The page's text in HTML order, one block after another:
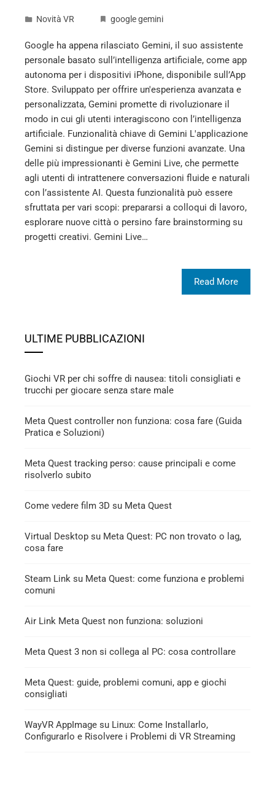
Novità VR google gemini
Google ha appena rilasciato Gemini, il suo assistente
personale basato sull’intelligenza artificiale, come app
autonoma per i dispositivi iPhone, disponibile sull’App
Store. Sviluppato per offrire un'esperienza avanzata e
personalizzata, Gemini promette di rivoluzionare il
modo in cui gli utenti interagiscono con l’intelligenza
artificiale. Funzionalità chiave di Gemini L'applicazione
Gemini si distingue per diverse funzioni avanzate. Una
delle più impressionanti è Gemini Live, che permette
agli utenti di intrattenere conversazioni fluide e naturali
con l’assistente AI. Questa funzionalità può essere
sfruttata per vari scopi: prepararsi a colloqui di lavoro,
esplorare nuove città o persino fare brainstorming su
progetti creativi. Gemini Live…
Read More
ULTIME PUBBLICAZIONI
Giochi VR per chi soffre di nausea: titoli consigliati e
trucchi per giocare senza stare male
Meta Quest controller non funziona: cosa fare (Guida
Pratica e Soluzioni)
Meta Quest tracking perso: cause principali e come
risolverlo subito
Come vedere film 3D su Meta Quest
Virtual Desktop su Meta Quest: PC non trovato o lag,
cosa fare
Steam Link su Meta Quest: come funziona e problemi
comuni
Air Link Meta Quest non funziona: soluzioni
Meta Quest 3 non si collega al PC: cosa controllare
Meta Quest: guide, problemi comuni, app e giochi
consigliati
WayVR AppImage su Linux: Come Installarlo,
Configurarlo e Risolvere i Problemi di VR Streaming